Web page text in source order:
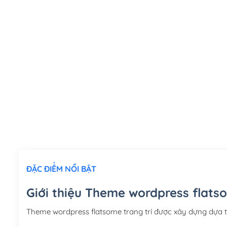
ĐẶC ĐIỂM NỔI BẬT
Giới thiệu Theme wordpress
Theme wordpress flatsome trang trí được xây dựng dựa